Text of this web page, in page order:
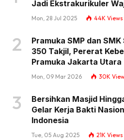
Jadi Ekstrakurikuler
Mon, 28 Jul 2025 44K Views
Pramuka SMP dan
350 Takjil, Pererat
Pramuka Jakarta Utara
Mon, 09 Mar 2026 30K
Bersihkan Masjid
Gelar Kerja Bakti
Indonesia
Tue, 05 Aug 2025 21K Views